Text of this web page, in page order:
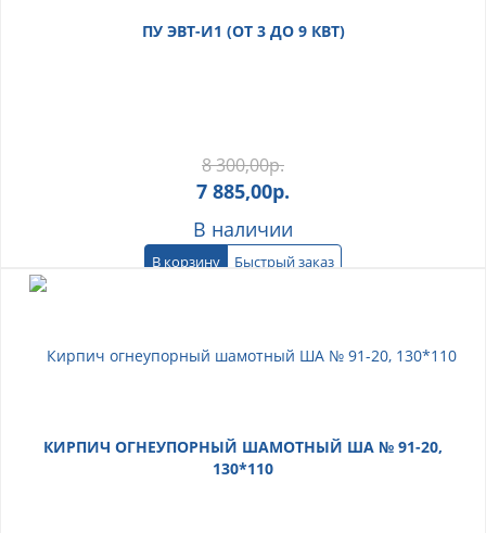
ПУ ЭВТ-И1 (ОТ 3 ДО 9 КВТ)
8 300,00р.
7 885,00р.
В наличии
В корзину Быстрый заказ
КИРПИЧ ОГНЕУПОРНЫЙ ШАМОТНЫЙ ША № 91-20,
130*110